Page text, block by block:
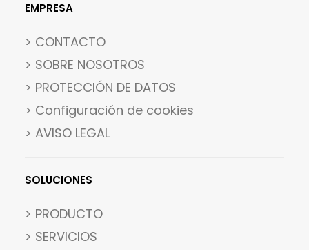
EMPRESA
> CONTACTO
> SOBRE NOSOTROS
> PROTECCIÓN DE DATOS
> Configuración de cookies
> AVISO LEGAL
SOLUCIONES
> PRODUCTO
> SERVICIOS